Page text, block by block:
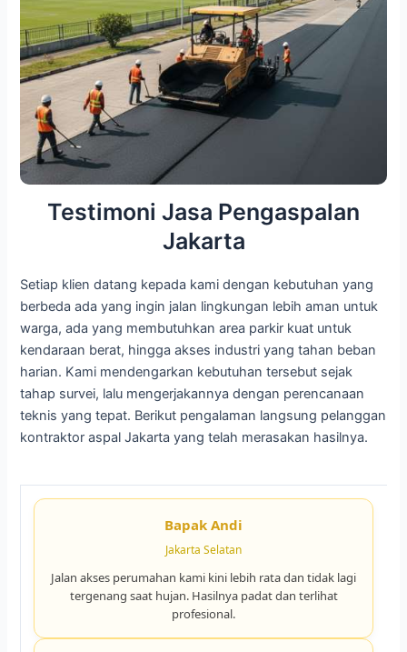
Testimoni Jasa Pengaspalan
Jakarta
Setiap klien datang kepada kami dengan kebutuhan yang
berbeda ada yang ingin jalan lingkungan lebih aman untuk
warga, ada yang membutuhkan area parkir kuat untuk
kendaraan berat, hingga akses industri yang tahan beban
harian. Kami mendengarkan kebutuhan tersebut sejak
tahap survei, lalu mengerjakannya dengan perencanaan
teknis yang tepat. Berikut pengalaman langsung pelanggan
kontraktor aspal Jakarta yang telah merasakan hasilnya.
Bapak Andi
Jakarta Selatan
Jalan akses perumahan kami kini lebih rata dan tidak lagi
tergenang saat hujan. Hasilnya padat dan terlihat
profesional.